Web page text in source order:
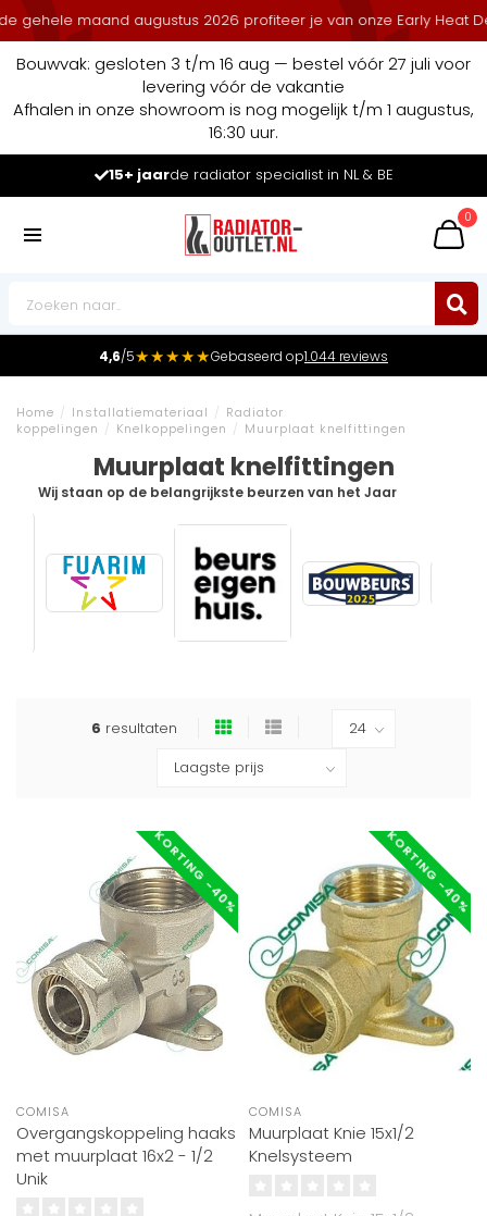
maand augustus 2026 profiteer je van onze Early Heat
Bouwvak: gesloten 3 t/m 16 aug — bestel vóór 27 juli voor
levering vóór de vakantie
Afhalen in onze showroom is nog mogelijk t/m 1 augustus,
16:30 uur.
15+ jaarde radiator specialist in NL & BE
0
4,6/5★★★★★Gebaseerd op1.044 reviews
Home / Installatiemateriaal / Radiator
koppelingen / Knelkoppelingen / Muurplaat knelfittingen
Muurplaat knelfittingen
Wij staan op de belangrijkste beurzen van het Jaar
6 resultaten
KORTING -40%
COMISA
Overgangskoppeling haaks
met muurplaat 16x2 - 1/2
Unik
KORTING -40%
COMISA
Muurplaat Knie 15x1/2
Knelsysteem